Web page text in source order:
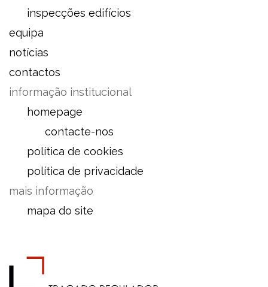
inspecções edifícios
equipa
notícias
contactos
informação institucional
homepage
contacte-nos
política de cookies
política de privacidade
mais informação
mapa do site